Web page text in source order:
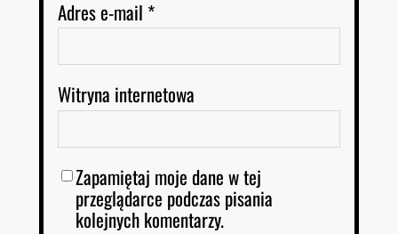
Adres e-mail *
Witryna internetowa
Zapamiętaj moje dane w tej
przeglądarce podczas pisania
kolejnych komentarzy.